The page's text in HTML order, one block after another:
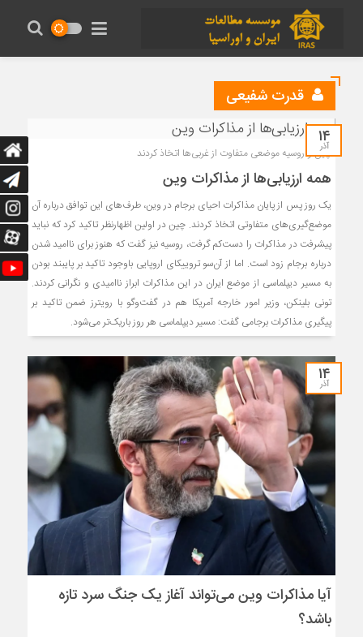
قدرت شفیعی
۱۴
آذر
چین و روسیه موضعی متفاوت از غربی‏‌ها اتخاذ کردند
همه ارزیابی‌ها از مذاکرات وین
یک روز پس از پایان مذاکرات احیای برجام در وین، طرف‌های این توافق درباره آن
موضع‌گیری‌های متفاوتی اتخاذ کردند. چین در اولین اظهارنظر تاکید کرد که نباید
پیشرفت‌ در مذاکرات را دست‌کم گرفت، روسیه نیز گفت که هنوز برای ناامید شدن
درباره برجام زود است. اما از آن‌سو تروییکای اروپایی باوجود تاکید بر پایبند بودن
به مسیر دیپلماسی از موضع ایران در این مذاکرات ابراز ناامیدی و نگرانی کردند.
تونی بلینکن، وزیر امور خارجه آمریکا هم در گفت‌وگو با رویترز ضمن تاکید بر
پیگیری مذاکرات برجامی گفت: مسیر دیپلماسی هر روز باریک‌تر می‌شود.
۱۴
آذر
آیا مذاکرات وین می‌تواند آغاز یک جنگ سرد تازه
باشد؟